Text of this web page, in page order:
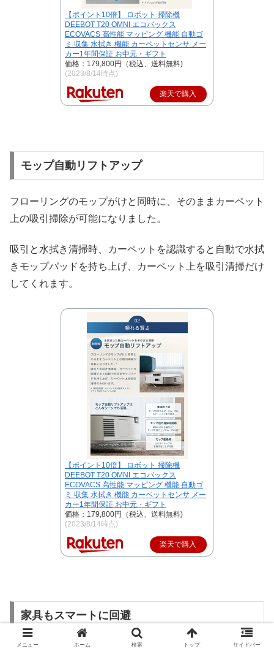
【ポイント10倍】 ロボット 掃除機
DEEBOT T20 OMNI エコバックス
ECOVACS 高性能 マッピング 機能 自動ゴ
ミ 収集 水拭き 機能 カーペットセンサ メー
カー1年間保証 お中元・ギフト
価格：179,800円（税込、送料無料)
(2023/8/14時点)
楽天で購入
モップ自動リフトアップ
フローリングのモップがけと同時に、そのままカーペット
上の吸引掃除が可能になりました。
吸引と水拭き清掃時、カーペットを認識すると自動で水拭
きモップパッドを持ち上げ、カーペット上を吸引清掃だけ
してくれます。
【ポイント10倍】 ロボット 掃除機
DEEBOT T20 OMNI エコバックス
ECOVACS 高性能 マッピング 機能 自動ゴ
ミ 収集 水拭き 機能 カーペットセンサ メー
カー1年間保証 お中元・ギフト
価格：179,800円（税込、送料無料)
(2023/8/14時点)
楽天で購入
家具もスマートに回避
メニュー ホーム 検索 トップ サイドバー